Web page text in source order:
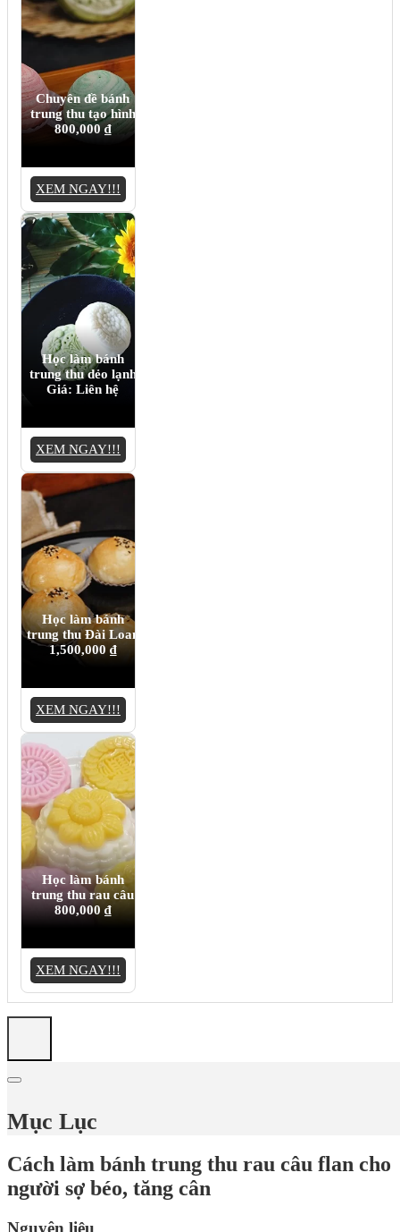
Chuyên đề bánh
trung thu tạo hình
800,000₫
XEM NGAY!!!
Học làm bánh
trung thu dẻo lạnh
Giá: Liên hệ
XEM NGAY!!!
Học làm bánh
trung thu Đài Loan
1,500,000 ₫
XEM NGAY!!!
Học làm bánh
trung thu rau câu
800,000 ₫
XEM NGAY!!!
Mục Lục
Cách làm bánh trung thu rau câu flan cho
người sợ béo, tăng cân